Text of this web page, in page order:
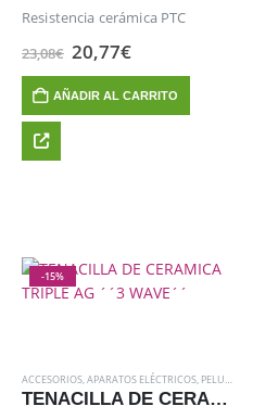
página
de
producto
Resistencia cerámica PTC
23,08€ El
precio
original
era:
23,08€.
20,77€El
actual
es:
20,77€.
AÑADIR AL CARRITO
-15%
ACCESORIOS,APARATOS ELÉCTRICOS, PELUQUERIA
TENACILLA DE CERAMICA TRIPLE AG ´´3 WAVE´´